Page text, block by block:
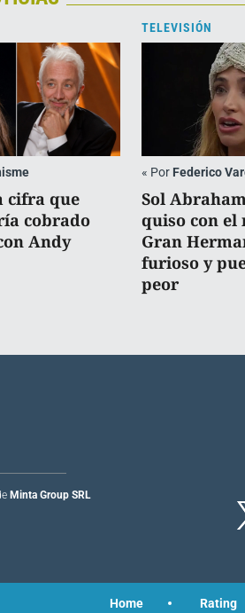
cifra que
cobrado
Andy
TELEVISIÓN
« Por Federico
Sol
quiso con el
Gran
furioso y
peor
Minta Group SRL
Home Rating